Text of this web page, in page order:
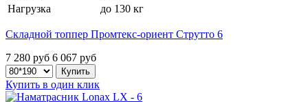
Нагрузка
до 130 кг
Складной топпер Промтекс-ориент Струтто 6
7 280 руб 6 067 руб
Купить в один клик